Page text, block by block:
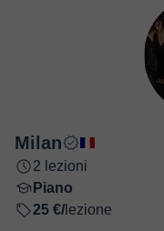
Milan
2 lezioni
Piano
25 €/ lezione